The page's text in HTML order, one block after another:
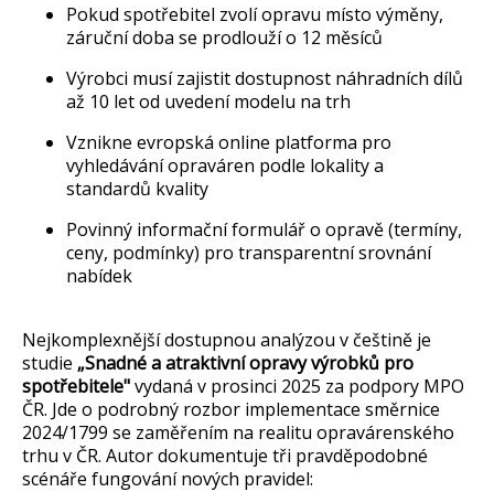
Pokud spotřebitel zvolí opravu místo výměny,
záruční doba se prodlouží o 12 měsíců
Výrobci musí zajistit dostupnost náhradních dílů
až 10 let od uvedení modelu na trh
Vznikne evropská online platforma pro
vyhledávání opraváren podle lokality a
standardů kvality
Povinný informační formulář o opravě (termíny,
ceny, podmínky) pro transparentní srovnání
nabídek
Nejkomplexnější dostupnou analýzou v češtině je
studie „Snadné a atraktivní opravy výrobků pro
spotřebitele"vydaná v prosinci 2025 za podpory MPO
ČR. Jde o podrobný rozbor implementace směrnice
2024/1799 se zaměřením na realitu opravárenského
trhu v ČR. Autor dokumentuje tři pravděpodobné
scénáře fungování nových pravidel: